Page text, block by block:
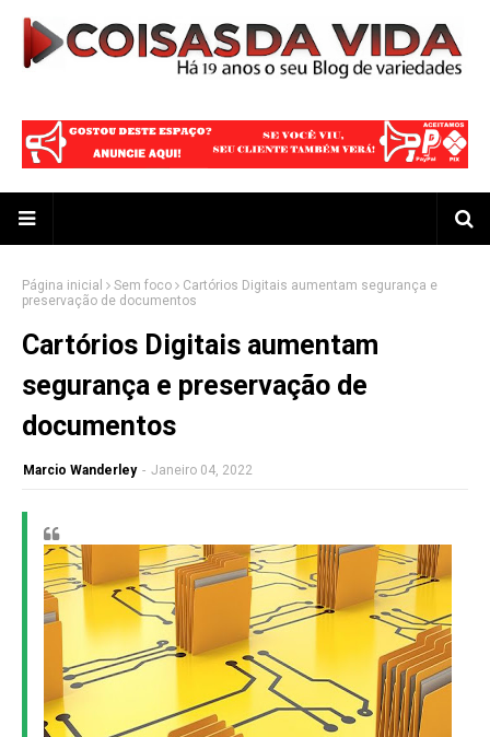
Página inicial Sem foco
Cartórios Digitais aumentam segurança e
preservação de documentos
Cartórios Digitais aumentam
segurança e preservação de
documentos
Marcio Wanderley - Janeiro 04, 2022